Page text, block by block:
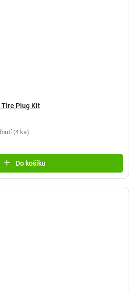
Tire Plug Kit
(4 ks)
Do košíku